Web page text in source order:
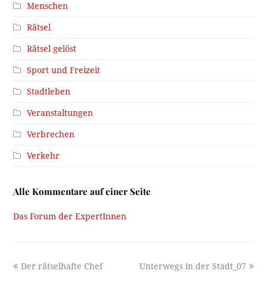
Menschen
Rätsel
Rätsel gelöst
Sport und Freizeit
Stadtleben
Veranstaltungen
Verbrechen
Verkehr
Alle Kommentare auf einer Seite
Das Forum der ExpertInnen
previous
Der rätselhafte Chef
next
Unterwegs in der Stadt_07